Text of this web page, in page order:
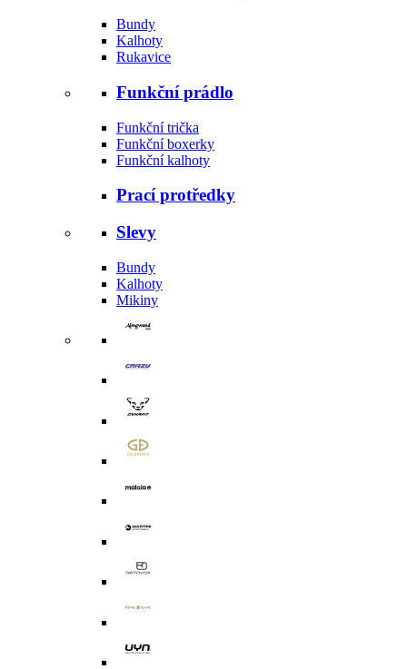
Bundy
Kalhoty
Rukavice
Funkční prádlo
Funkční trička
Funkční boxerky
Funkční kalhoty
Prací protředky
Slevy
Bundy
Kalhoty
Mikiny